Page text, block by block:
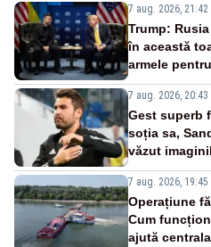
7 aug. 2026, 21:42
Trump:
în această
armele
7 aug. 2026, 20:43
Gest superb
soția sa,
văzut
7 aug. 2026, 19:45
Operațiune
Cum
ajută